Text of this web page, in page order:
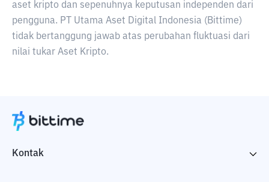
aset kripto dan sepenuhnya keputusan independen dari
pengguna. PT Utama Aset Digital Indonesia (Bittime)
tidak bertanggung jawab atas perubahan fluktuasi dari
nilai tukar Aset Kripto.
Kontak